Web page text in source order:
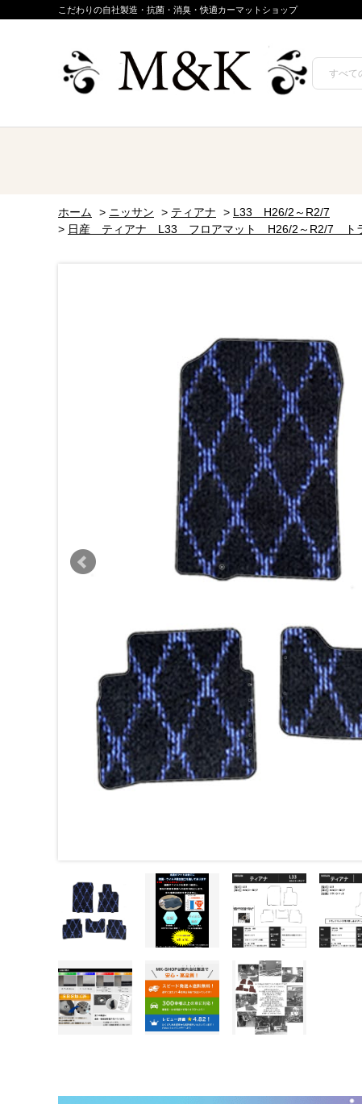
こだわりの自社製造・抗菌・消臭・快適カーマットショップ
ホーム > ニッサン > ティアナ > L33 H26/2～R2/7
> 日産 ティアナ L33 フロアマット H26/2～R2/7